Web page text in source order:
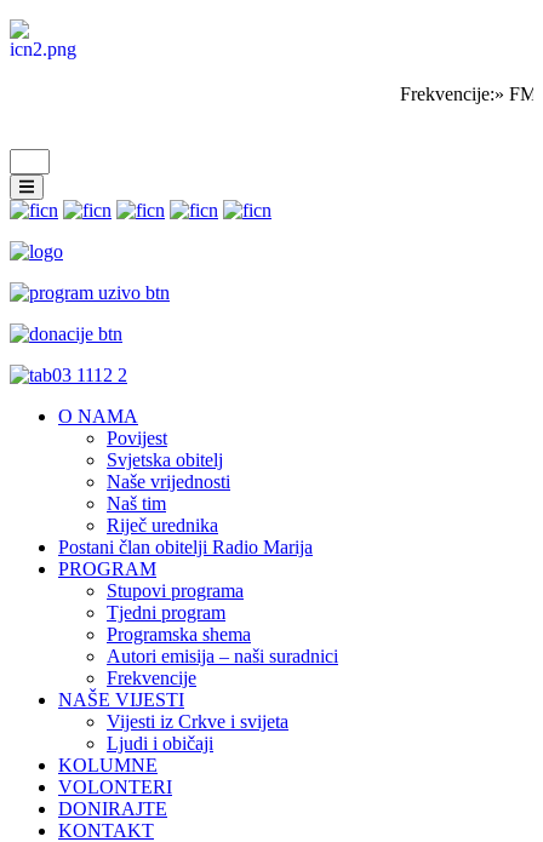
Frekvencije:»
O NAMA
Povijest
Svjetska obitelj
Naše vrijednosti
Naš tim
Riječ urednika
Postani član obitelji Radio Marija
PROGRAM
Stupovi programa
Tjedni program
Programska shema
Autori emisija – naši suradnici
Frekvencije
NAŠE VIJESTI
Vijesti iz Crkve i svijeta
Ljudi i običaji
KOLUMNE
VOLONTERI
DONIRAJTE
KONTAKT